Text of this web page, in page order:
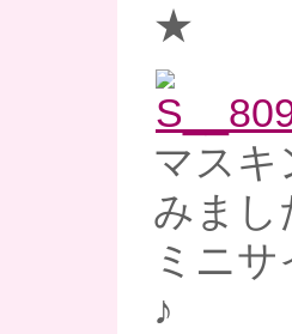
★
マスキ
みまし
ミニ
♪